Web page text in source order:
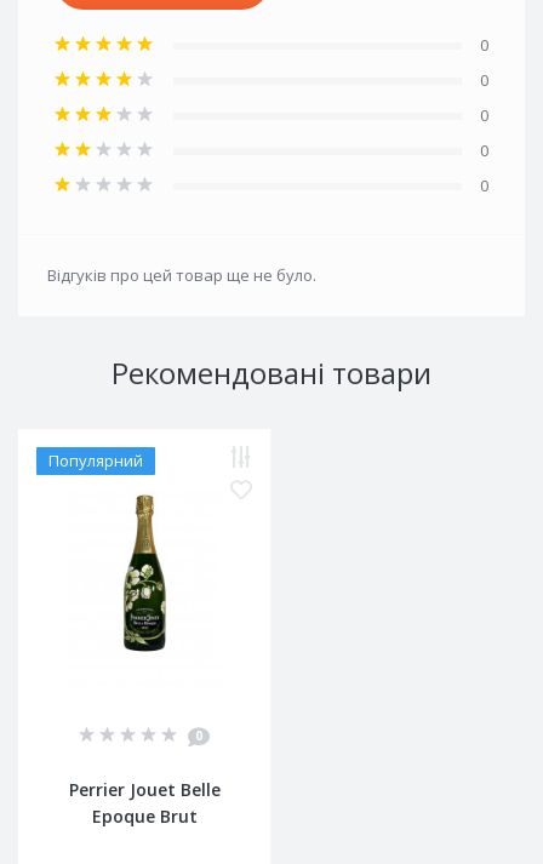
0
0
0
0
0
Відгуків про цей товар ще не було.
Рекомендовані товари
Популярний
0
Perrier Jouet Belle
Epoque Brut